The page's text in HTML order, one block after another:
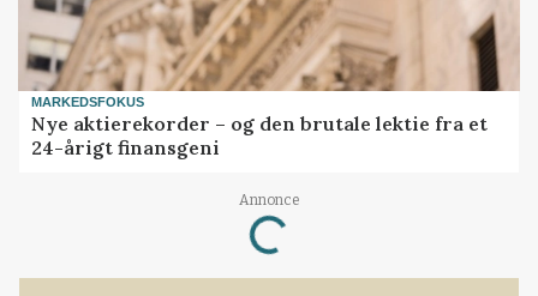
MARKEDSFOKUS
Nye aktierekorder – og den brutale lektie fra et
24-årigt finansgeni
Annonce
Loading...